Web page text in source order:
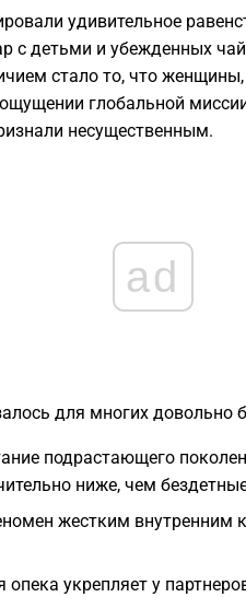
удивительное
с детьми и убежденных
стало то, что
глобальной
несущественным.
ad
для многих
подрастающего
ниже, чем
жестким
опека укрепляет у